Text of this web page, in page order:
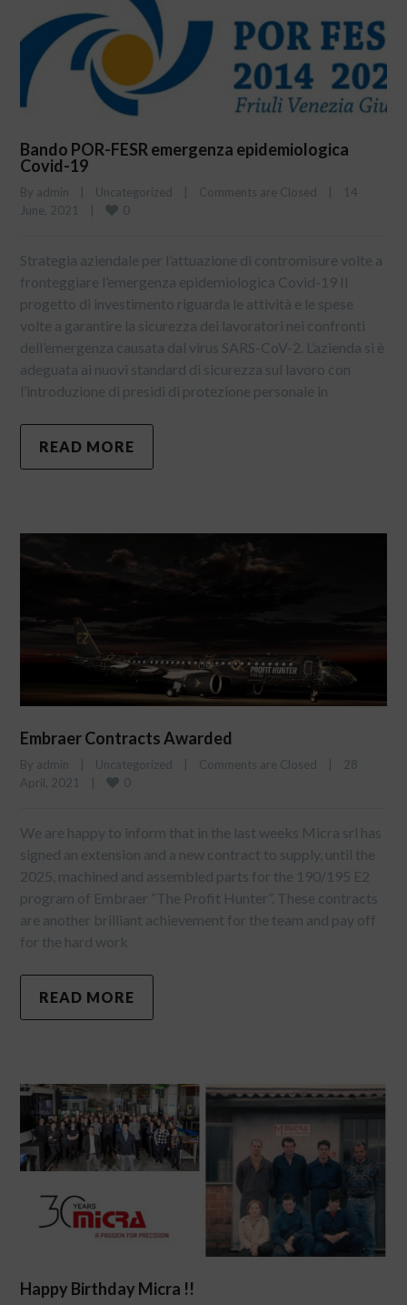
Bando POR-FESR emergenza epidemiologica
Covid-19
By admin Uncategorized Comments are Closed
14
June, 2021
0
Strategia aziendale per l’attuazione di contromisure volte a
fronteggiare l’emergenza epidemiologica Covid-19 Il
progetto di investimento riguarda le attività e le spese
volte a garantire la sicurezza dei lavoratori nei confronti
dell’emergenza causata dal virus SARS-CoV-2. L’azienda si è
adeguata ai nuovi standard di sicurezza sul lavoro con
l’introduzione di presidi di protezione personale in
READ MORE
Embraer Contracts Awarded
By admin Uncategorized Comments are Closed
28
April, 2021
0
We are happy to inform that in the last weeks Micra srl has
signed an extension and a new contract to supply, until the
2025, machined and assembled parts for the 190/195 E2
program of Embraer “The Profit Hunter”. These contracts
are another brilliant achievement for the team and pay off
for the hard work
READ MORE
Happy Birthday Micra !!